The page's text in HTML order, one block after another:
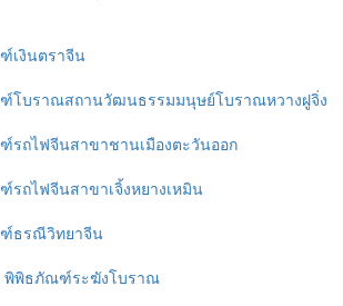
เงินตราจีน
โบราณสถานวัฒนธรรมมนุษย์โบราณหวางฝูจิ่ง
ถไฟจีนสาขาชานเมืองตะวันออก
ถไฟจีนสาขาเจิ้งหยางเหมิน
ธรณีวิทยาจีน
พิพิธภัณฑ์ระฆังโบราณ